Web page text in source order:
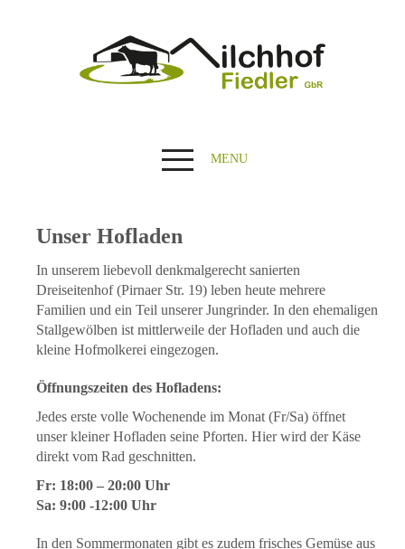
MENU
Unser Hofladen
In unserem liebevoll denkmalgerecht sanierten
Dreiseitenhof (Pirnaer Str. 19) leben heute mehrere
Familien und ein Teil unserer Jungrinder. In den ehemaligen
Stallgewölben ist mittlerweile der Hofladen und auch die
kleine Hofmolkerei eingezogen.
Öffnungszeiten des Hofladens:
Jedes erste volle Wochenende im Monat (Fr/Sa) öffnet
unser kleiner Hofladen seine Pforten. Hier wird der Käse
direkt vom Rad geschnitten.
Fr: 18:00 – 20:00 Uhr
Sa: 9:00 -12:00 Uhr
In den Sommermonaten gibt es zudem frisches Gemüse aus